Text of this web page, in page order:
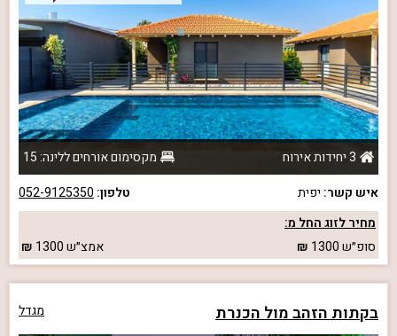
3 יחידות אירוח
מקסימום אורחים ללינה: 15
איש קשר: יפית טלפון: 052-9125350
מחיר לזוג החל מ:
סופ״ש1300 אמצ״ש1300
בקתות הזהב מול הכנרת מגדל